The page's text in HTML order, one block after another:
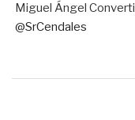
Miguel Ángel
@SrCendales